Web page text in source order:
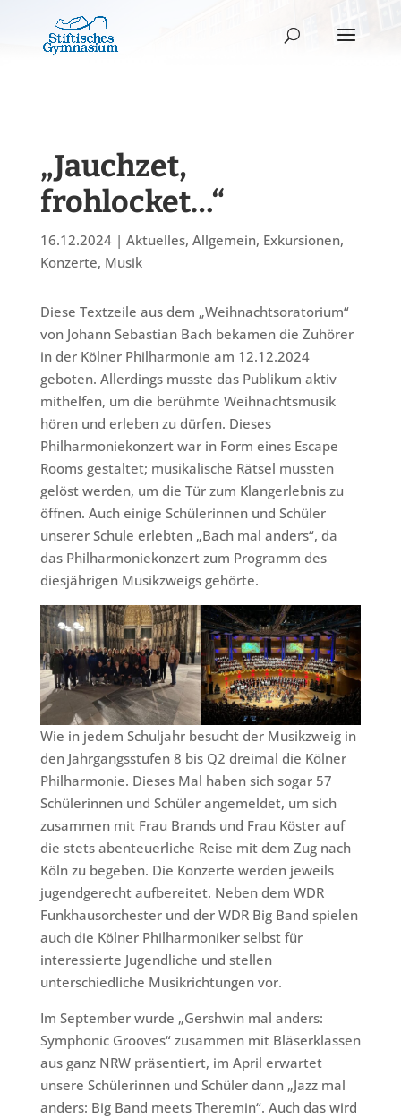
„Jauchzet,
frohlocket…“
16.12.2024| Aktuelles, Allgemein, Exkursionen,
Konzerte, Musik
Diese Textzeile aus dem „Weihnachtsoratorium“
von Johann Sebastian Bach bekamen die Zuhörer
in der Kölner Philharmonie am 12.12.2024
geboten. Allerdings musste das Publikum aktiv
mithelfen, um die berühmte Weihnachtsmusik
hören und erleben zu dürfen. Dieses
Philharmoniekonzert war in Form eines Escape
Rooms gestaltet; musikalische Rätsel mussten
gelöst werden, um die Tür zum Klangerlebnis zu
öffnen. Auch einige Schülerinnen und Schüler
unserer Schule erlebten „Bach mal anders“, da
das Philharmoniekonzert zum Programm des
diesjährigen Musikzweigs gehörte.
Wie in jedem Schuljahr besucht der Musikzweig in
den Jahrgangsstufen 8 bis Q2 dreimal die Kölner
Philharmonie. Dieses Mal haben sich sogar 57
Schülerinnen und Schüler angemeldet, um sich
zusammen mit Frau Brands und Frau Köster auf
die stets abenteuerliche Reise mit dem Zug nach
Köln zu begeben. Die Konzerte werden jeweils
jugendgerecht aufbereitet. Neben dem WDR
Funkhausorchester und der WDR Big Band spielen
auch die Kölner Philharmoniker selbst für
interessierte Jugendliche und stellen
unterschiedliche Musikrichtungen vor.
Im September wurde „Gershwin mal anders:
Symphonic Grooves“ zusammen mit Bläserklassen
aus ganz NRW präsentiert, im April erwartet
unsere Schülerinnen und Schüler dann „Jazz mal
anders: Big Band meets Theremin“. Auch das wird